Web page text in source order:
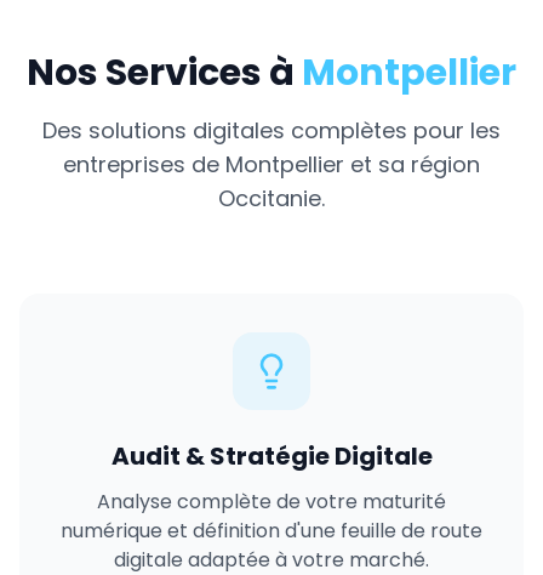
Nos Services à Montpellier
Des solutions digitales complètes pour les
entreprises de Montpellier et sa région
Occitanie.
Audit & Stratégie Digitale
Analyse complète de votre maturité
numérique et définition d'une feuille de route
digitale adaptée à votre marché.